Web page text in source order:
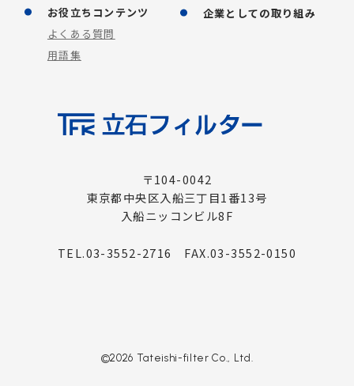
〒104-0042
東京都中央区入船三丁目1番13号
入船ニッコンビル8F
TEL.03-3552-2716 FAX.03-3552-0150
お役立ちコンテンツ
よくある質問
用語集
企業としての取り組み
©2026 Tateishi-filter Co., Ltd.